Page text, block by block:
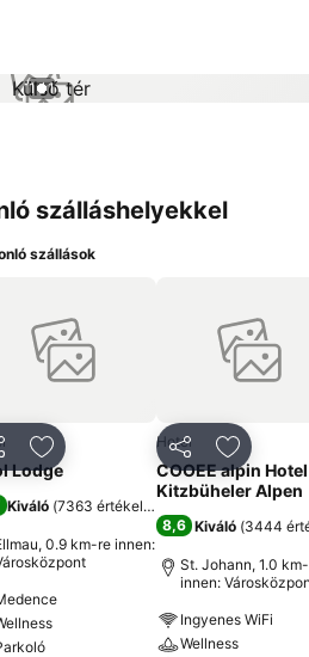
1 / 1
szálláshelyekkel
szállások
Hozzáadás a kedvencekhez
Lodge
Kiváló (7363 értékelés
0.9 km-re innen:
Megosztás
Hotel
COOEE alpin Hotel
Kitzbüheler Alpen
8,6 Kiváló (3444
St. Johann, 1.0
innen:
Ingyenes WiFi
Wellness